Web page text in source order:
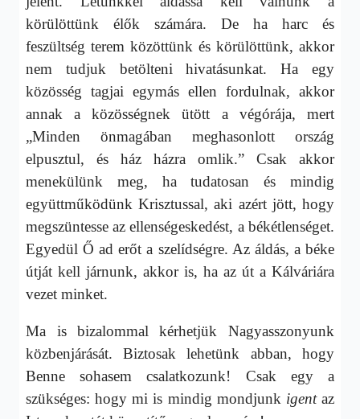
körülöttünk élők számára. De ha harc és
feszültség terem közöttünk és körülöttünk, akkor
nem tudjuk betölteni hivatásunkat. Ha egy
közösség tagjai egymás ellen fordulnak, akkor
annak a közösségnek ütött a végórája, mert
„Minden önmagában meghasonlott ország
elpusztul, és ház házra omlik.” Csak akkor
menekülünk meg, ha tudatosan és mindig
együttműködünk Krisztussal, aki azért jött, hogy
megszüntesse az ellenségeskedést, a békétlenséget.
Egyedül Ő ad erőt a szelídségre. Az áldás, a béke
útját kell járnunk, akkor is, ha az út a Kálváriára
vezet minket.
Ma is bizalommal kérhetjük Nagyasszonyunk
közbenjárását. Biztosak lehetünk abban, hogy
Benne sohasem csalatkozunk! Csak egy a
szükséges: hogy mi is mindig mondjunk igentaz